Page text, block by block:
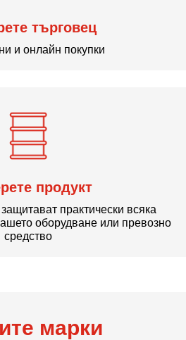
търговец
и онлайн покупки
продукт
практически всяка
оборудване или превозно
средство
марки